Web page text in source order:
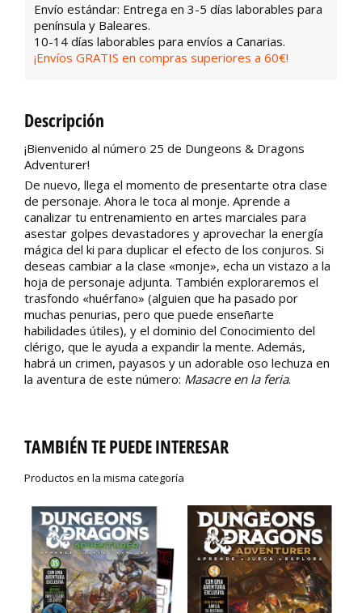
Envío estándar: Entrega en 3-5 días laborables para
península y Baleares.
10-14 días laborables para envíos a Canarias.
¡Envíos GRATIS en compras superiores a 60€!
Descripción
¡Bienvenido al número 25 de Dungeons & Dragons
Adventurer!
De nuevo, llega el momento de presentarte otra clase
de personaje. Ahora le toca al monje. Aprende a
canalizar tu entrenamiento en artes marciales para
asestar golpes devastadores y aprovechar la energía
mágica del ki para duplicar el efecto de los conjuros. Si
deseas cambiar a la clase «monje», echa un vistazo a la
hoja de personaje adjunta. También exploraremos el
trasfondo «huérfano» (alguien que ha pasado por
muchas penurias, pero que puede enseñarte
habilidades útiles), y el dominio del Conocimiento del
clérigo, que le ayuda a expandir la mente. Además,
habrá un crimen, payasos y un adorable oso lechuza en
la aventura de este número: Masacre en la feria.
TAMBIÉN TE PUEDE INTERESAR
Productos en la misma categoría